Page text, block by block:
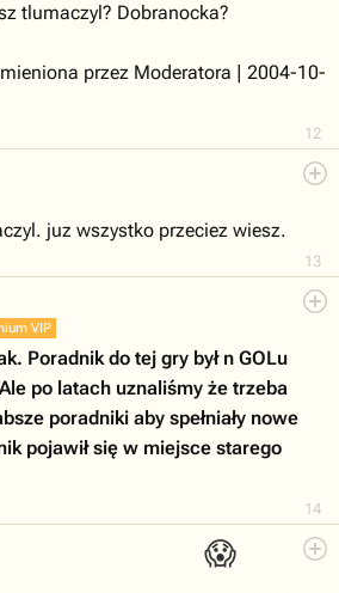
12
tlumaczyl? Dobranocka?
przez Moderatora | 2004-10-
13
juz wszystko przeciez wiesz.
14
VIP
Poradnik do tej gry był n GOLu
po latach uznaliśmy że trzeba
poradniki aby spełniały nowe
pojawił się w miejsce starego
😱